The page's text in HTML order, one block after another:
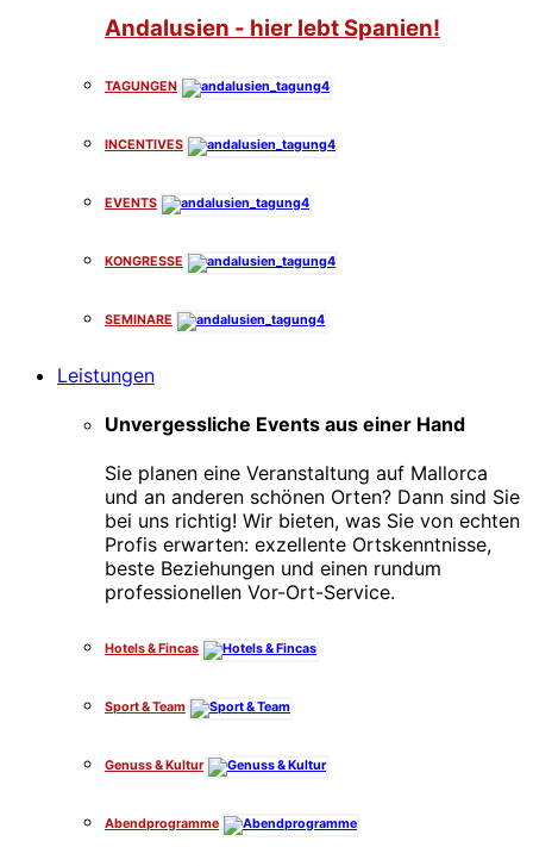
Andalusien - hier lebt Spanien!
TAGUNGEN
INCENTIVES
EVENTS
KONGRESSE
SEMINARE
Leistungen
Unvergessliche Events aus einer Hand
Sie planen eine Veranstaltung auf Mallorca
und an anderen schönen Orten? Dann sind Sie
bei uns richtig! Wir bieten, was Sie von echten
Profis erwarten: exzellente Ortskenntnisse,
beste Beziehungen und einen rundum
professionellen Vor-Ort-Service.
Hotels & Fincas
Sport & Team
Genuss & Kultur
Abendprogramme